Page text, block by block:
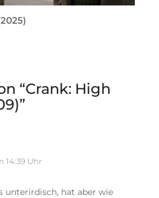
“Crank: High
”
14:39 Uhr
unterirdisch, hat aber wie